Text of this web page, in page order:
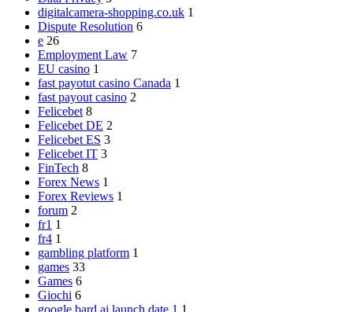
digitalcamera-shopping.co.uk 1
Dispute Resolution 6
e 26
Employment Law 7
EU casino 1
fast payotut casino Canada 1
fast payout casino 2
Felicebet 8
Felicebet DE 2
Felicebet ES 3
Felicebet IT 3
FinTech 8
Forex News 1
Forex Reviews 1
forum 2
fr1 1
fr4 1
gambling platform 1
games 33
Games 6
Giochi 6